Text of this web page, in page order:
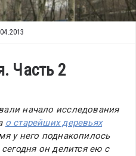
Часть 2
начало исследования
о старейших деревьях
у него поднакопилось
он делится ею с